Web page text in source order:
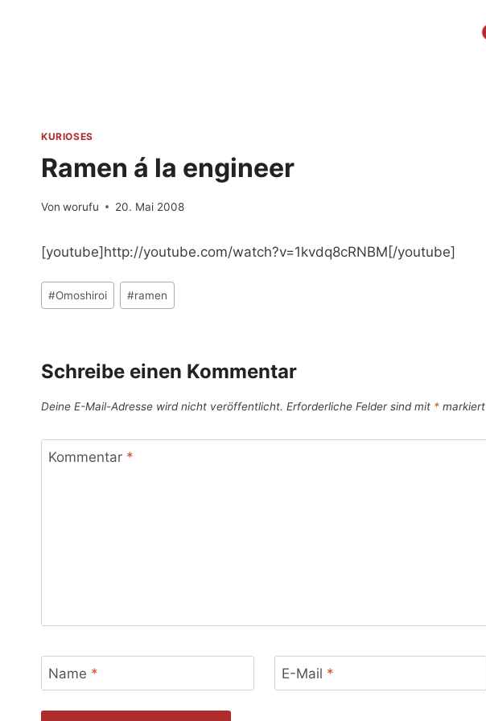
KURIOSES
Ramen á la engineer
Von worufu 20. Mai 2008
[youtube]http://youtube.com/watch?v=1kvdq8cRNBM[/youtube]
Schlagworte:
#Omoshiroi #ramen
Schreibe einen Kommentar
Deine E-Mail-Adresse wird nicht veröffentlicht. Erforderliche Felder sind mit * markiert
Kommentar *
Name * E-Mail *